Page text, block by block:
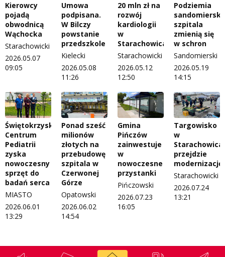
Kierowcy
pojadą
obwodnicą
Wąchocka
Starachowicki
2026.05.07
09:05
Umowa
podpisana.
W Bilczy
powstanie
przedszkole
Kielecki
2026.05.08
11:26
20 mln zł na
rozwój
kardiologii
w
Starachowicach
Starachowicki
2026.05.12
12:50
Podziemia
szpitala
zmienią się
w schron
Sandomierski
2026.05.19
14:15
Świętokrzyskie
Centrum
Pediatrii
zyska
nowoczesny
sprzęt do
badań serca
MIASTO
2026.06.01
13:29
Ponad sześć
milionów
złotych na
przebudowę
szpitala w
Czerwonej
Górze
Opatowski
2026.06.02
14:54
Gmina
Pińczów
zainwestuje
w
nowoczesne
przystanki
Pińczowski
2026.07.23
16:05
Targowisko
w
przejdzie
modernizację
Starachowicki
2026.07.24
13:21